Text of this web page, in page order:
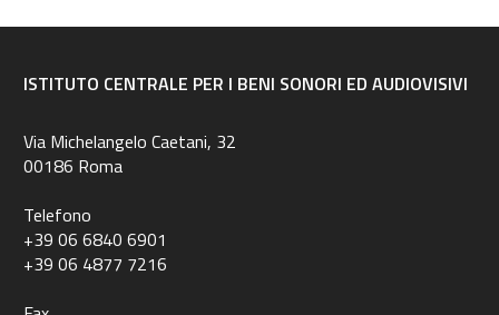
ISTITUTO CENTRALE PER I BENI SONORI ED AUDIOVISIVI
Via Michelangelo Caetani, 32
00186 Roma
Telefono
+39 06 6840 6901
+39 06 4877 7216